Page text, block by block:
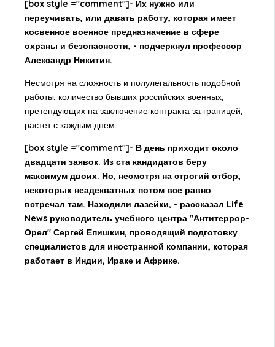
[box style ="comment"]- Их нужно или
переучивать, или давать работу, которая имеет
косвенное военное предназначение в сфере
охраны и безопасности, - подчеркнул профессор
Александр Никитин.
Несмотря на сложность и полулегальность подобной
работы, количество бывших российских военных,
претендующих на заключение контракта за границей,
растет с каждым днем.
[box style ="comment"]- В день приходит около
двадцати заявок. Из ста кандидатов беру
максимум двоих. Но, несмотря на строгий отбор,
некоторых неадекватных потом все равно
встречал там. Находили лазейки, - рассказал Life
News руководитель учебного центра "Антитеррор-
Орел" Сергей Епишкин, проводящий подготовку
специалистов для иностранной компании, которая
работает в Индии, Ираке и Африке.